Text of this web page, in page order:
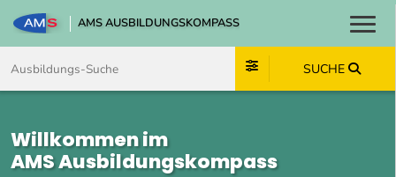
AMS AUSBILDUNGSKOMPASS
SUCHE
Willkommen im
AMS Ausbildungskompass